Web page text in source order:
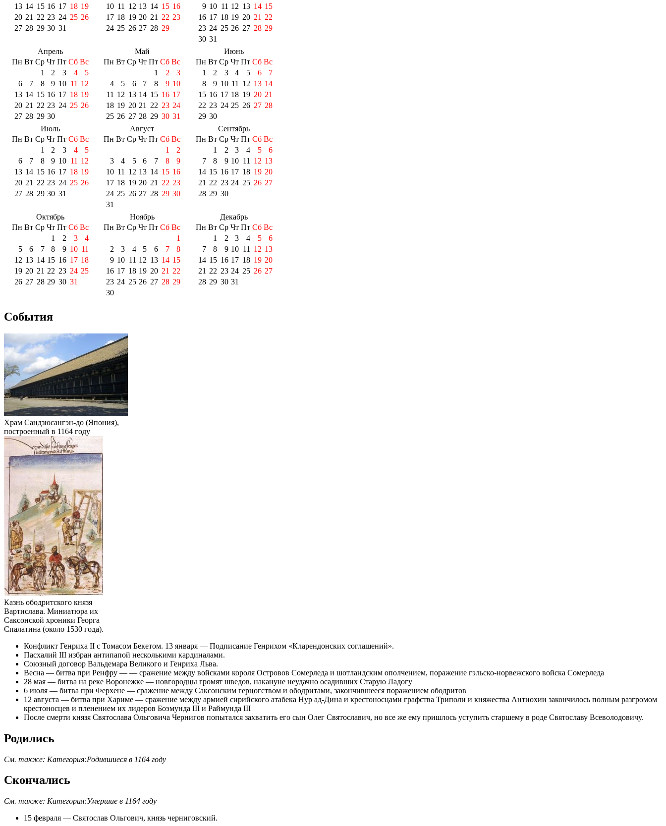
13 14 15 16 17 18 19
20 21 22 23 24 25 26
27 28 29 30 31
10 11 12 13 14 15 16
17 18 19 20 21 22 23
24 25 26 27 28 29
9 10 11 12 13 14 15
16 17 18 19 20 21 22
23 24 25 26 27 28 29
30 31
Апрель
Пн Вт Ср Чт Пт Сб Вс
1
2 3 4
5
6
7 8 9 10 11 12
13 14 15 16 17 18 19
20 21 22 23 24 25 26
27 28 29 30
Май
Пн Вт Ср Чт Пт Сб Вс
1
2
3
4
5 6 7 8 9 10
11 12 13 14 15 16 17
18 19 20 21 22 23 24
25 26 27 28 29 30 31
Июнь
Пн Вт Ср Чт Пт Сб Вс
1
2 3 4 5 6
7
8
9 10 11 12 13 14
15 16 17 18 19 20 21
22 23 24 25 26 27 28
29 30
Июль
Пн Вт Ср Чт Пт Сб Вс
1
2 3 4
5
6
7 8 9 10 11 12
13 14 15 16 17 18 19
20 21 22 23 24 25 26
27 28 29 30 31
Август
Пн Вт Ср Чт Пт Сб Вс
1
2
3
4 5 6 7 8
9
10 11 12 13 14 15 16
17 18 19 20 21 22 23
24 25 26 27 28 29 30
31
Сентябрь
Пн Вт Ср Чт Пт Сб Вс
1
2 3 4 5
6
7
8 9 10 11 12 13
14 15 16 17 18 19 20
21 22 23 24 25 26 27
28 29 30
Октябрь
Пн Вт Ср Чт Пт Сб Вс
1
2 3
4
5
6 7 8 9 10 11
12 13 14 15 16 17 18
19 20 21 22 23 24 25
26 27 28 29 30 31
Ноябрь
Пн Вт Ср Чт Пт Сб Вс
1
2
3 4 5 6 7
8
9 10 11 12 13 14 15
16 17 18 19 20 21 22
23 24 25 26 27 28 29
30
Декабрь
Пн Вт Ср Чт Пт Сб Вс
1
2 3 4 5
6
7
8 9 10 11 12 13
14 15 16 17 18 19 20
21 22 23 24 25 26 27
28 29 30 31
События
Храм Сандзюсангэн-до (Япония),
построенный в 1164 году
Казнь ободритского князя
Вартислава. Миниатюра их
Саксонской хроники Георга
Спалатина (около 1530 года).
Конфликт Генриха II с Томасом Бекетом. 13 января — Подписание Генрихом «Кларендонских соглашений».
Пасхалий III избран антипапой несколькими кардиналами.
Союзный договор Вальдемара Великого и Генриха Льва.
Весна — битва при Ренфру — — сражение между войсками короля Островов Сомерледа и шотландским ополчением, поражение гэльско-норвежского войска Сомерледа
28 мая — битва на реке Воронежке — новгородцы громят шведов, накануне неудачно осадивших Старую Ладогу
6 июля — битва при Ферхене — сражение между Саксонским герцогством и ободритами, закончившееся поражением ободритов
12 августа — битва при Хариме — сражение между армией сирийского атабека Нур ад-Дина и крестоносцами графства Триполи и княжества Антиохии закончилось полным разгромом
крестоносцев и пленением их лидеров Боэмунда III и Раймунда III
После смерти князя Святослава Ольговича Чернигов попытался захватить его сын Олег Святославич, но все же ему пришлось уступить старшему в роде Святославу Всеволодовичу.
Родились
См. также: Категория:Родившиеся в 1164 году
Скончались
См. также: Категория:Умершие в 1164 году
15 февраля — Святослав Ольгович, князь черниговский.